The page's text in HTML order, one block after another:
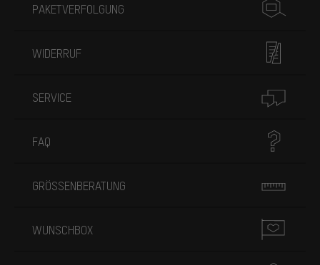
PAKETVERFOLGUNG
WIDERRUF
SERVICE
FAQ
GRÖSSENBERATUNG
WUNSCHBOX